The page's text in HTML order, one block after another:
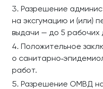
Разрешение
на эксгумацию и (или)
выдачи — до 5 рабочих
Положительное
о
работ.
Разрешение ОМВД на